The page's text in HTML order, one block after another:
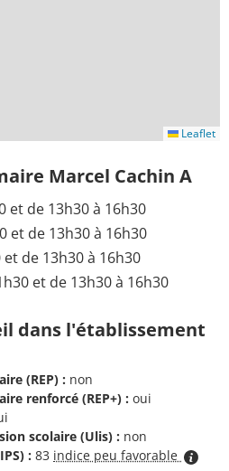
Leaflet
Marcel Cachin A
et de 13h30 à 16h30
et de 13h30 à 16h30
de 13h30 à 16h30
et de 13h30 à 16h30
dans l'établissement
(REP) : non
renforcé (REP+) : oui
scolaire (Ulis) : non
: 83 indice peu favorable